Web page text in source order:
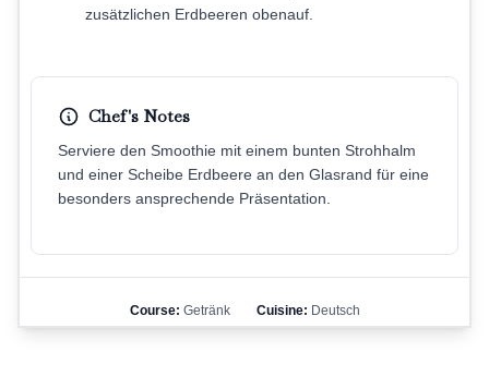
zusätzlichen Erdbeeren obenauf.
Chef's Notes
Serviere den Smoothie mit einem bunten Strohhalm
und einer Scheibe Erdbeere an den Glasrand für eine
besonders ansprechende Präsentation.
Course: Getränk Cuisine: Deutsch